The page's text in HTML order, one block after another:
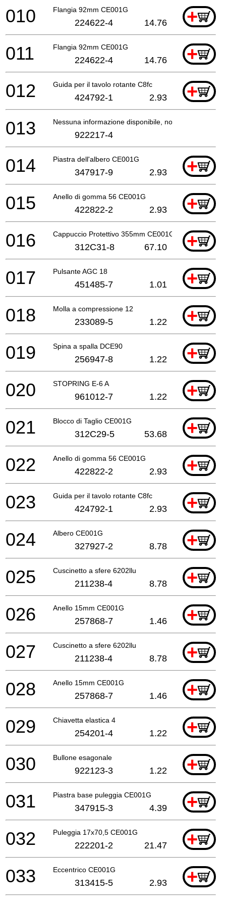
Flangia 92mm CE001G +
010 224622-4 14.76
Flangia 92mm CE001G +
011 224622-4 14.76
Guida per il tavolo rotante C8fc +
012 424792-1 2.93
Nessuna informazione disponibile, non ordinabile
013 922217-4
Piastra dell'albero CE001G +
014 347917-9 2.93
Anello di gomma 56 CE001G +
015 422822-2 2.93
Cappuccio Protettivo 355mm CE001G +
016 312C31-8 67.10
Pulsante AGC 18 +
017 451485-7 1.01
Molla a compressione 12 +
018 233089-5 1.22
Spina a spalla DCE90 +
019 256947-8 1.22
STOPRING E-6 A +
020 961012-7 1.22
Blocco di Taglio CE001G +
021 312C29-5 53.68
Anello di gomma 56 CE001G +
022 422822-2 2.93
Guida per il tavolo rotante C8fc +
023 424792-1 2.93
Albero CE001G +
024 327927-2 8.78
Cuscinetto a sfere 6202llu +
025 211238-4 8.78
Anello 15mm CE001G +
026 257868-7 1.46
Cuscinetto a sfere 6202llu +
027 211238-4 8.78
Anello 15mm CE001G +
028 257868-7 1.46
Chiavetta elastica 4 +
029 254201-4 1.22
Bullone esagonale +
030 922123-3 1.22
Piastra base puleggia CE001G +
031 347915-3 4.39
Puleggia 17x70,5 CE001G +
032 222201-2 21.47
Eccentrico CE001G +
033 313415-5 2.93